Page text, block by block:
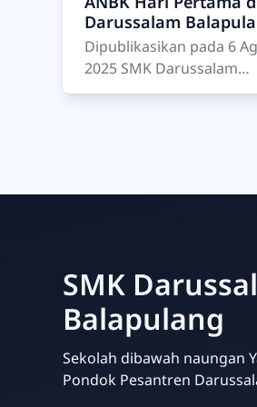
Darussalam
Berjalan Lancar dan
Penuh Semangat
Dipublikasikan pada 6
2025 SMK Darussalam
Balapulang m…
SMK
Balapulang
Sekolah dibawah naungan
Pondok Pesantren